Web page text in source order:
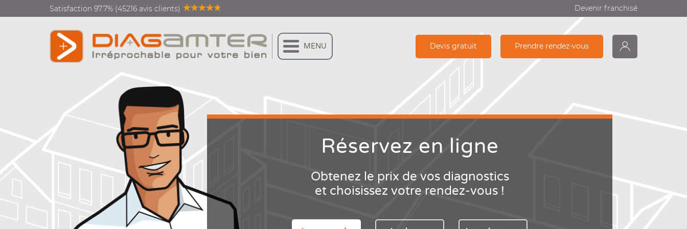
Satisfaction 97.7% (45216 avis clients) Devenir franchisé
MENU Devis gratuit Prendre rendez-vous
Diagnostics vente location
Diagnostics rénovation
énergétique
Diagnostics copropriété
Réservez en ligne
Obtenez le prix de vos diagnostics
et choisissez votre rendez-vous !